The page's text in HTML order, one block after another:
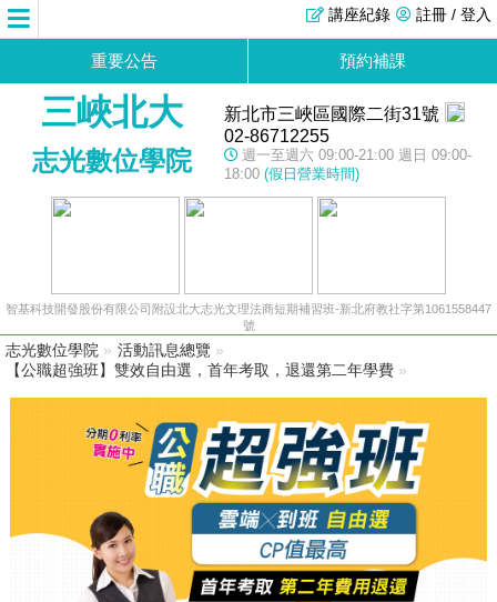
註冊 / 登入
講座紀錄
重要公告 預約補課
三峽北大
志光數位學院
新北市三峽區國際二街31號
02-86712255
週一至週六 09:00-21:00 週日 09:00-
18:00 (假日營業時間)
智基科技開發股份有限公司附設北大志光文理法商短期補習班-新北府教社字第1061558447
號
志光數位學院 » 活動訊息總覽 »
【公職超強班】雙效自由選，首年考取，退還第二年學費 »